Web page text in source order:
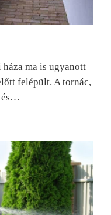
ma is ugyanott
felépült. A tornác,
és…